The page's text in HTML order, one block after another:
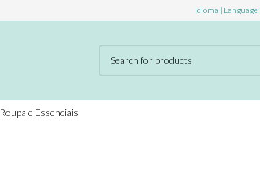
Idioma | Language:
Roupa e Essenciais